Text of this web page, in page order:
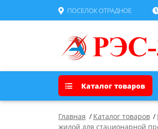
ПОСЕЛОК ОТРАДНОЕ
Каталог товаров
Главная Каталог товаров
жилой для стационарной